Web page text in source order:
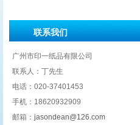
联系我们
广州市印一纸品有限公司
联系人：丁先生
电话：020-37401453
手机：18620932909
邮箱： jasondean@126.com